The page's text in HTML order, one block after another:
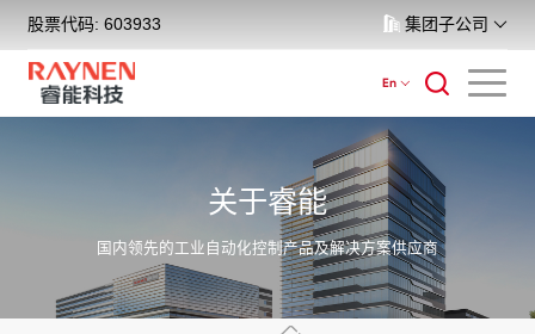
股票代码: 603933 集团子公司
En
关于睿能
国内领先的工业自动化控制产品及解决方案供应商